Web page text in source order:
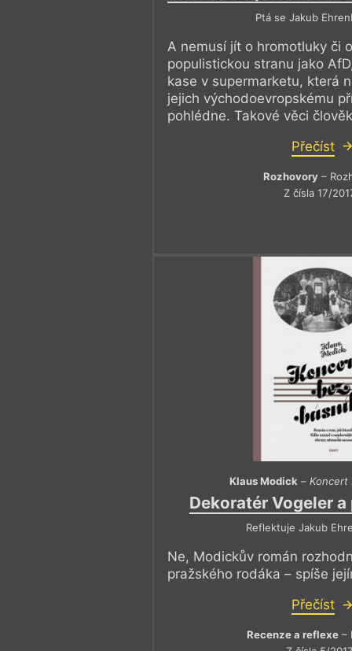
Ptá se Jakub
A nemusí jít o hromotluky či
populistickou stranu jako
kase v supermarketu, která
jejich východoevropskému
pohlédne. Takové věci
Přečíst
Rozhovory–
Z čísla 17/
Klaus Modick –Koncert
Dekoratér Vogeler
Reflektuje Jakub
Ne, Modickův román
pražského rodáka – spíše
Přečíst
Recenze a reflexe–